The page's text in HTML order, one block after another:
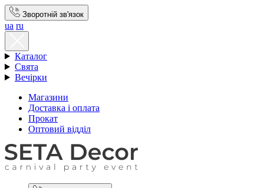
Зворотній зв'язок
ua ru
Каталог
Свята
Вечірки
Магазини
Доставка і оплата
Прокат
Оптовий відділ